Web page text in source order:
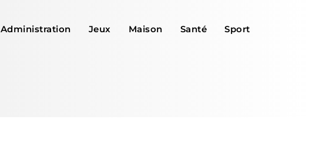
Administration Jeux Maison Santé Sport